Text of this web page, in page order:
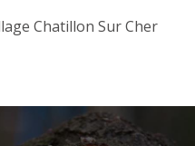
Chatillon Sur Cher